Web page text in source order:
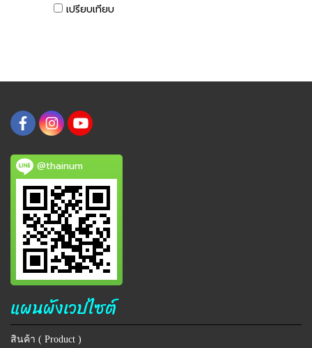
เปรียบเทียบ
@thainum
แผนผังเวปไซต์
สินค้า ( Product )